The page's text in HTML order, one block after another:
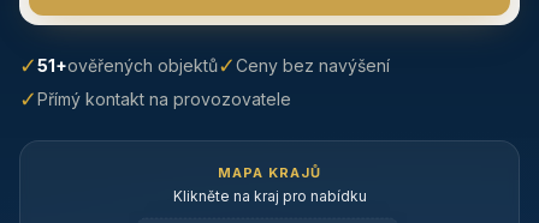
✓51+ověřených objektů✓Ceny bez navýšení
✓Přímý kontakt na provozovatele
MAPA KRAJŮ
Klikněte na kraj pro nabídku